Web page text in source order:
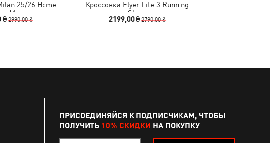
25/26 Home
Men
₴2990,00 ₴
Кроссовки Flyer Lite 3 Running
Shoes
2199,00 ₴2790,00 ₴
ПРИСОЕДИНЯЙСЯ К ПОДПИСЧИКАМ, ЧТОБЫ
ПОЛУЧИТЬ 10% СКИДКИ НА ПОКУПКУ